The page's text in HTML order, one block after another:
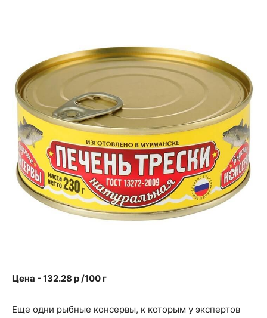
Цена - 132.28 p /100 г
Еще одни рыбные консервы, к которым у экспертов